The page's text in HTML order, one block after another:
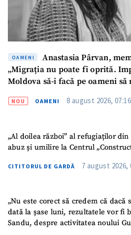
SUSȚINE
OAMENI
Anastasia Pârvan,
„Migrația nu poate fi oprită.
Moldova să-i facă pe oameni să
NOU OAMENI 8 august 2026, 07:16
„Al doilea război” al refugiaților
abuz și umilire la Centrul
CITITORUL DE GARDĂ 7 august 2026,
„Nu este corect să credem că
dată la șase luni, rezultatele vor fi
Sandu, despre activitatea noului